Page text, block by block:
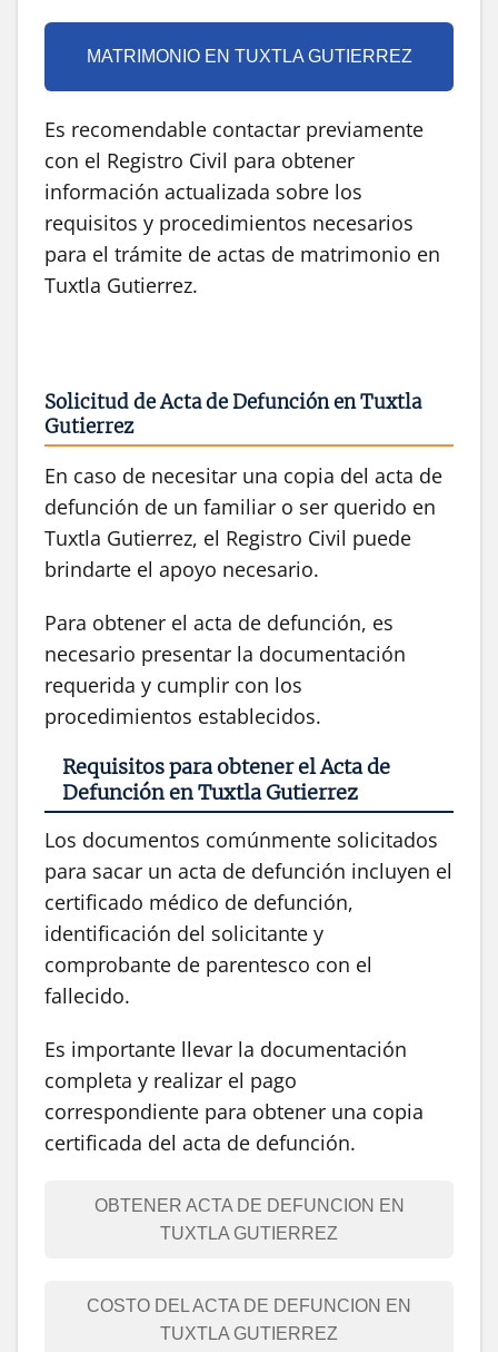
MATRIMONIO EN TUXTLA GUTIERREZ
Es recomendable contactar previamente
con el Registro Civil para obtener
información actualizada sobre los
requisitos y procedimientos necesarios
para el trámite de actas de matrimonio en
Tuxtla Gutierrez.
Solicitud de Acta de Defunción en Tuxtla
Gutierrez
En caso de necesitar una copia del acta de
defunción de un familiar o ser querido en
Tuxtla Gutierrez, el Registro Civil puede
brindarte el apoyo necesario.
Para obtener el acta de defunción, es
necesario presentar la documentación
requerida y cumplir con los
procedimientos establecidos.
Requisitos para obtener el Acta de
Defunción en Tuxtla Gutierrez
Los documentos comúnmente solicitados
para sacar un acta de defunción incluyen el
certificado médico de defunción,
identificación del solicitante y
comprobante de parentesco con el
fallecido.
Es importante llevar la documentación
completa y realizar el pago
correspondiente para obtener una copia
certificada del acta de defunción.
OBTENER ACTA DE DEFUNCION EN
TUXTLA GUTIERREZ
COSTO DEL ACTA DE DEFUNCION EN
TUXTLA GUTIERREZ